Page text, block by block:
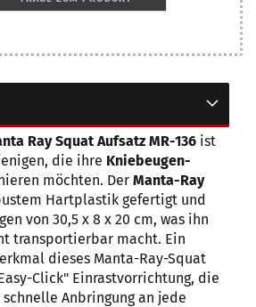
Ray Squat Aufsatz MR-136 ist
die ihre Kniebeugen-
möchten. Der Manta-Ray
Hartplastik gefertigt und
von 30,5 x 8 x 20 cm, was ihn
transportierbar macht. Ein
dieses Manta-Ray-Squat
Click" Einrastvorrichtung, die
Anbringung an jede